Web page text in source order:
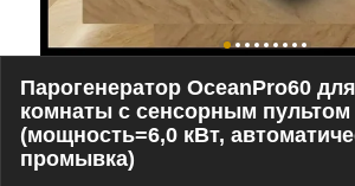
Парогенератор OceanPro60
комнаты с сенсорным пультом
(мощность=6,0 кВт,
промывка)